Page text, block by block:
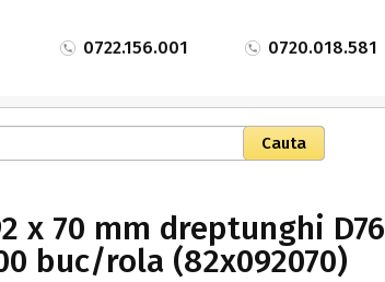
0722.156.001 0720.018.581
x 70 mm dreptunghi D76
buc/rola (82x092070)